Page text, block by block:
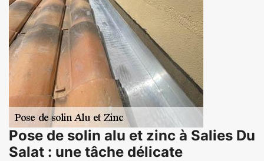
Pose de solin alu et zinc à Salies Du
Salat : une tâche délicate